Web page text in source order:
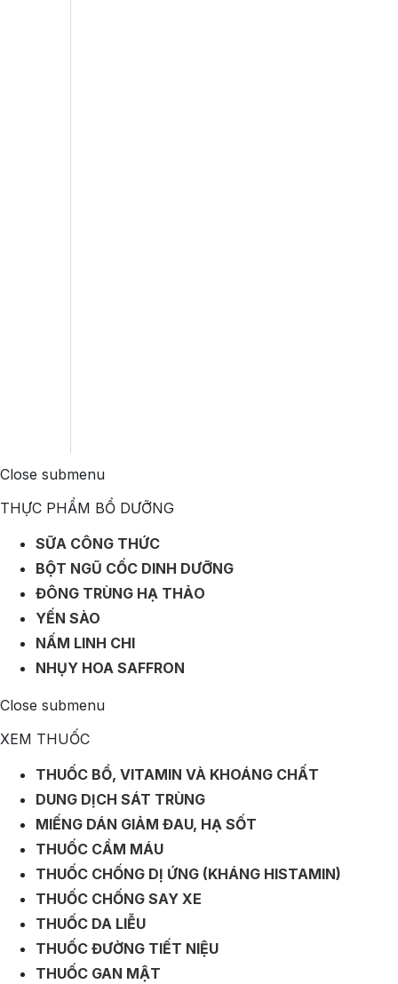
Close submenu
THỰC PHẨM BỔ DƯỠNG
SỮA CÔNG THỨC
BỘT NGŨ CỐC DINH DƯỠNG
ĐÔNG TRÙNG HẠ THẢO
YẾN SÀO
NẤM LINH CHI
NHỤY HOA SAFFRON
Close submenu
XEM THUỐC
THUỐC BỔ, VITAMIN VÀ KHOÁNG CHẤT
DUNG DỊCH SÁT TRÙNG
MIẾNG DÁN GIẢM ĐAU, HẠ SỐT
THUỐC CẦM MÁU
THUỐC CHỐNG DỊ ỨNG (KHÁNG HISTAMIN)
THUỐC CHỐNG SAY XE
THUỐC DA LIỄU
THUỐC ĐƯỜNG TIẾT NIỆU
THUỐC GAN MẬT